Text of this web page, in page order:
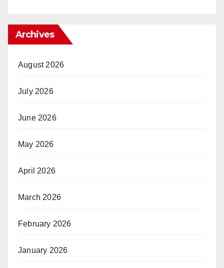
Archives
August 2026
July 2026
June 2026
May 2026
April 2026
March 2026
February 2026
January 2026